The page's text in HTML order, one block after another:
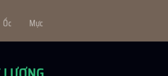
Ốc Mực